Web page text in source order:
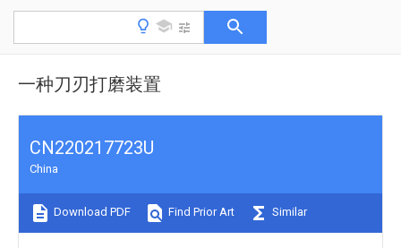
一种刀刃打磨装置
CN220217723U
China
Download PDF Find Prior Art Similar